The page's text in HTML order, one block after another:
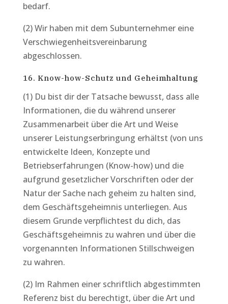
bedarf.
(2) Wir haben mit dem Subunternehmer eine
Verschwiegenheitsvereinbarung
abgeschlossen.
16. Know-how-Schutz und Geheimhaltung
(1) Du bist dir der Tatsache bewusst, dass alle
Informationen, die du während unserer
Zusammenarbeit über die Art und Weise
unserer Leistungserbringung erhältst (von uns
entwickelte Ideen, Konzepte und
Betriebserfahrungen (Know-how) und die
aufgrund gesetzlicher Vorschriften oder der
Natur der Sache nach geheim zu halten sind,
dem Geschäftsgeheimnis unterliegen. Aus
diesem Grunde verpflichtest du dich, das
Geschäftsgeheimnis zu wahren und über die
vorgenannten Informationen Stillschweigen
zu wahren.
(2) Im Rahmen einer schriftlich abgestimmten
Referenz bist du berechtigt, über die Art und